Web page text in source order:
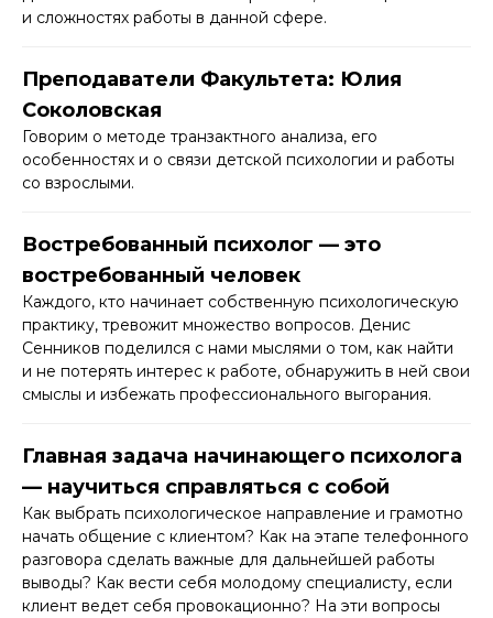
и сложностях работы в данной сфере.​
Преподаватели Факультета: Юлия
Соколовская
Говорим о методе транзактного анализа, его
особенностях и о связи детской психологии и работы
со взрослыми.
Востребованный психолог — это
востребованный человек
Каждого, кто начинает собственную психологическую
практику, тревожит множество вопросов. Денис
Сенников поделился с нами мыслями о том, как найти
и не потерять интерес к работе, обнаружить в ней свои
смыслы и избежать профессионального выгорания.
Главная задача начинающего психолога
— научиться справляться с собой
Как выбрать психологическое направление и грамотно
начать общение с клиентом? Как на этапе телефонного
разговора сделать важные для дальнейшей работы
выводы? Как вести себя молодому специалисту, если
клиент ведет себя провокационно? На эти вопросы